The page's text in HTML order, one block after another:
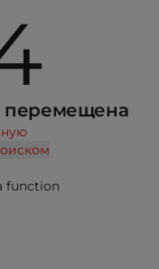
перемещена
function